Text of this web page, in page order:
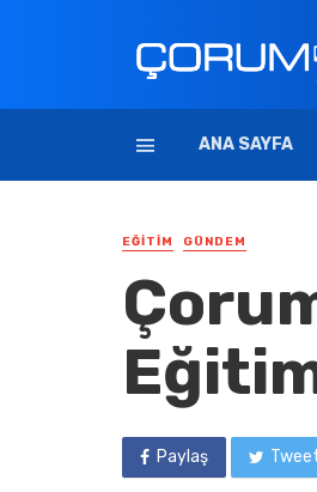
ANA SAYFA
EĞITIM GÜNDEM
Paylaş